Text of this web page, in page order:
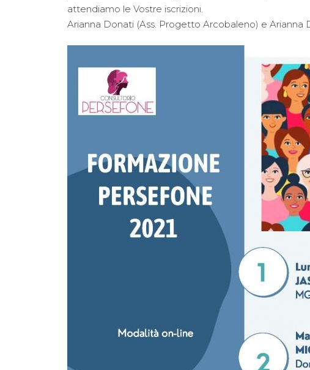
attendiamo le Vostre iscrizioni.
Arianna Donati (Ass. Progetto Arcobaleno) e Arianna